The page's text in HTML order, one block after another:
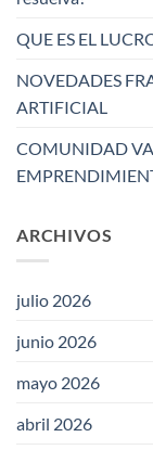
QUE ES EL
NOVEDADES
ARTIFICIAL
COMUNIDAD
ARCHIVOS
julio 2026
junio 2026
mayo 2026
abril 2026